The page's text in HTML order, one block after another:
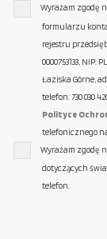
Wyrażam zgodę
formularzu
rejestru
0000753133, NIP:
Łaziska Górne,
telefon: 730 030
Polityce
telefonicznego
Wyrażam zgodę
dotyczących
telefon.